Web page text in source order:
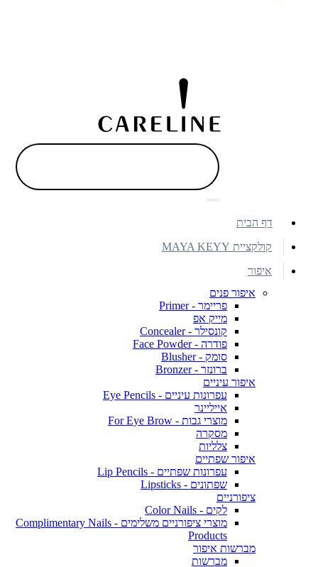
דף הבית
קולקציית MAYA KEYY
איפור
איפור פנים
פריימר - Primer
מייק אפ
קונסילר - Concealer
פודרה - Face Powder
סומק - Blusher
ברונזר - Bronzer
איפור עיניים
עפרונות עיניים - Eye Pencils
אייליינר
מוצרי גבות - For Eye Brow
מסקרה
צלליות
איפור שפתיים
עפרונות שפתיים - Lip Pencils
שפתונים - Lipsticks
ציפורניים
לקים - Color Nails
מוצרי ציפורניים משלימים - Complimentary Nails
Products
מברשות איפור
מברשות